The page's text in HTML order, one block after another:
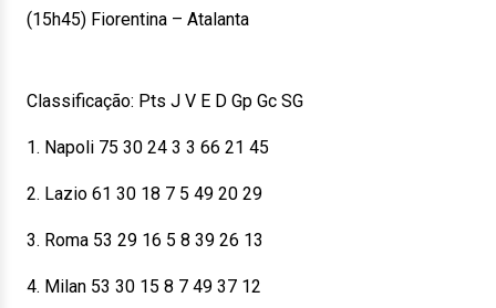
(15h45) Fiorentina – Atalanta
Classificação: Pts J V E D Gp Gc SG
1. Napoli 75 30 24 3 3 66 21 45
2. Lazio 61 30 18 7 5 49 20 29
3. Roma 53 29 16 5 8 39 26 13
4. Milan 53 30 15 8 7 49 37 12